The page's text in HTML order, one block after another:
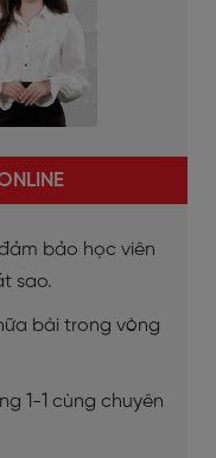
bảo học viên
sao.
bài trong vòng
1-1 cùng chuyên